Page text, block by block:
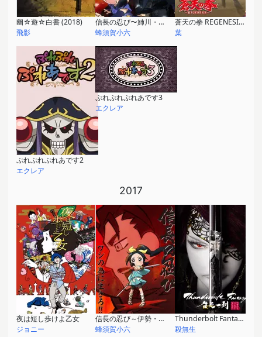
幽☆遊☆白書 (2018)
飛影
信長の忍び〜姉川・石山篇〜
蜂須賀小六
蒼天の拳 REGENESIS 第2期
葉
ぷれぷれぷれあです2
エクレア
ぷれぷれぷれあです3
エクレア
2017
夜は短し歩けよ乙女
ジョニー
信長の忍び～伊勢・金ヶ崎篇～
蜂須賀小六
Thunderbolt Fantasy 生死一劍
殺無生